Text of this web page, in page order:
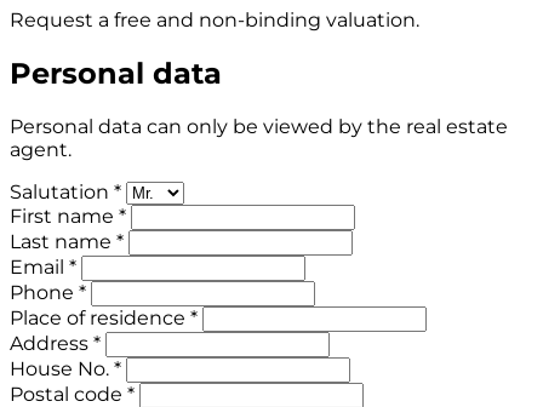
Request a free and non-binding valuation.
Personal data
Personal data can only be viewed by the real estate
agent.
Salutation *
First name *
Last name *
Email *
Phone *
Place of residence *
Address *
House No. *
Postal code *